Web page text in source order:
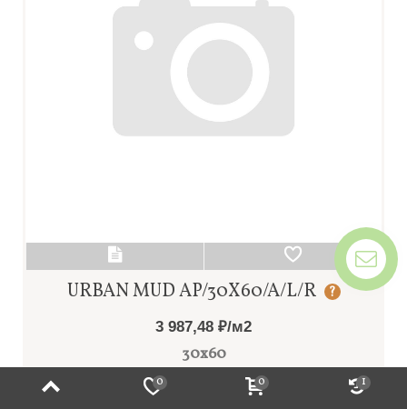
URBAN MUD AP/30X60/A/L/R ?
3 987,48 ₽/м2
30x60
керамогранит
0 0 1